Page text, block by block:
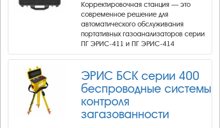
Корректировочная станция — это
современное решение для
автоматического обслуживания
портативных газоанализаторов серии
ПГ ЭРИС-411 и ПГ ЭРИС-414
ЭРИС БСК серии 400
беспроводные системы
контроля
загазованности